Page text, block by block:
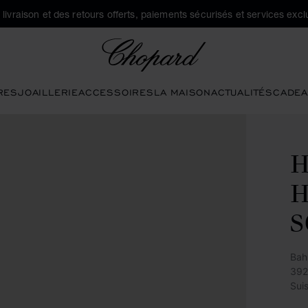
livraison et des retours offerts, paiements sécurisés et services
JOAILLERIEACCESSOIRESLA MAISONACTUALITÉS